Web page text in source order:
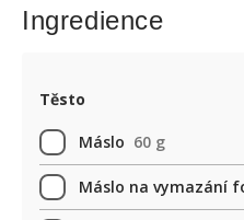
Ingredience
Těsto
Máslo 60 g
Máslo na vymazání